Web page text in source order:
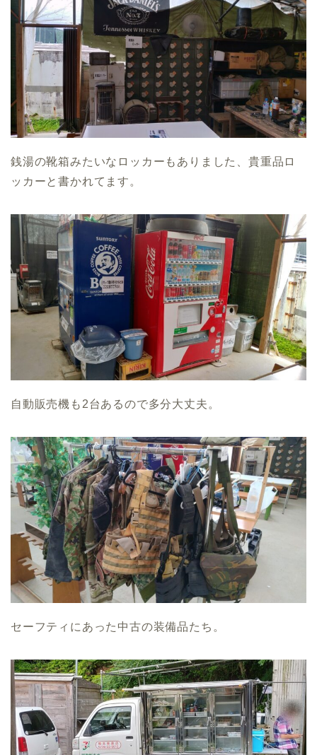
銭湯の靴箱みたいなロッカーもありました、貴重品ロ
ッカーと書かれてます。
自動販売機も2台あるので多分大丈夫。
セーフティにあった中古の装備品たち。